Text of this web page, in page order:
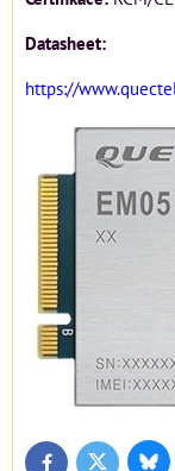
Datasheet:
https://
Twitter